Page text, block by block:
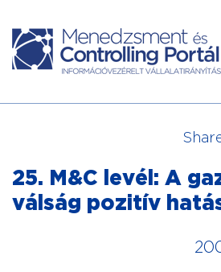
25. M&C levél: A
válság pozitív